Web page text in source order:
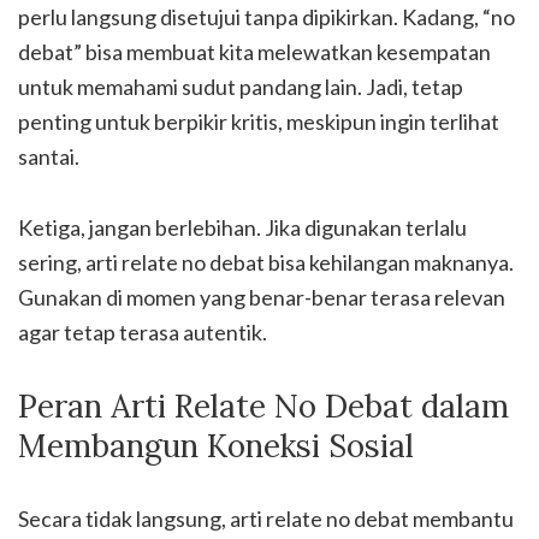
perlu langsung disetujui tanpa dipikirkan. Kadang, “no
debat” bisa membuat kita melewatkan kesempatan
untuk memahami sudut pandang lain. Jadi, tetap
penting untuk berpikir kritis, meskipun ingin terlihat
santai.
Ketiga, jangan berlebihan. Jika digunakan terlalu
sering, arti relate no debat bisa kehilangan maknanya.
Gunakan di momen yang benar-benar terasa relevan
agar tetap terasa autentik.
Peran Arti Relate No Debat dalam
Membangun Koneksi Sosial
Secara tidak langsung, arti relate no debat membantu